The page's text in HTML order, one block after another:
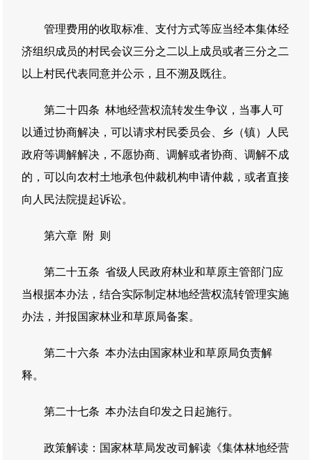
管理费用的收取标准、支付方式等应当经本集体经
济组织成员的村民会议三分之二以上成员或者三分之二
以上村民代表同意并公示，且不溯及既往。
第二十四条 林地经营权流转发生争议，当事人可
以通过协商解决，可以请求村民委员会、乡（镇）人民
政府等调解解决，不愿协商、调解或者协商、调解不成
的，可以向农村土地承包仲裁机构申请仲裁，或者直接
向人民法院提起诉讼。
第六章 附 则
第二十五条 省级人民政府林业和草原主管部门应
当根据本办法，结合实际制定林地经营权流转管理实施
办法，并报国家林业和草原局备案。
第二十六条 本办法由国家林业和草原局负责解
释。
第二十七条 本办法自印发之日起施行。
政策解读： 国家林草局发改司解读《集体林地经营